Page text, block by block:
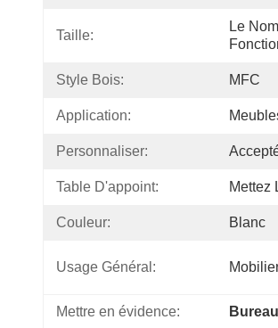
Taille:
Le
Style Bois: MFC
Application:
Personnaliser:
Table D'appoint: Mettez
Couleur: Blanc
Usage Général:
Mettre en évidence: